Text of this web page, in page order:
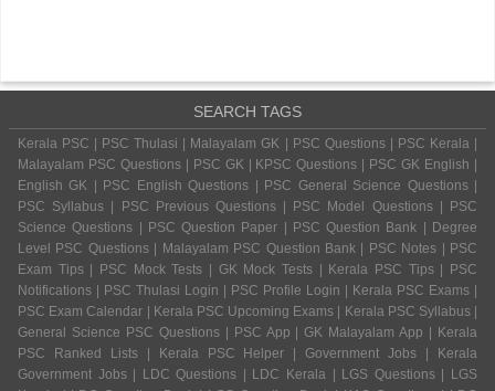
SEARCH TAGS
Kerala PSC | PSC Thulasi | Malayalam GK | PSC Questions | PSC Kerala |
Malayalam PSC Questions | PSC GK | KPSC Questions | PSC GK English |
English GK | PSC English Questions | PSC General Science Questions |
PSC Syllabus | PSC Previous Questions | PSC Model Questions | PSC
Science Questions | PSC Question Paper | PSC Question Bank | Degree
Level PSC Questions | Malayalam PSC Question Bank | PSC Notes | PSC
Exam Tips | PSC Mock Tests | GK Mock Tests | Kerala PSC Tips | PSC
Notifications | PSC Thulasi Login | PSC Profile Login | Kerala PSC Exams |
PSC Exam Calendar | Kerala PSC Upcoming Exams | Kerala PSC Syllabus |
General Science PSC Questions | PSC App | GK Malayalam App | Kerala
PSC Ranked Lists | Kerala PSC Helper | Government Jobs | Kerala
Government Jobs | LDC Questions | LDC Kerala | LGS Questions | LGS